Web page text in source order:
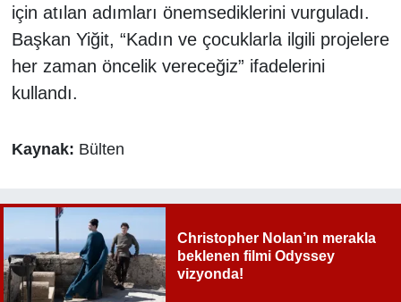
için atılan adımları önemsediklerini vurguladı.
Başkan Yiğit, “Kadın ve çocuklarla ilgili projelere
her zaman öncelik vereceğiz” ifadelerini
kullandı.
Kaynak: Bülten
Christopher Nolan’ın merakla
beklenen filmi Odyssey
vizyonda!